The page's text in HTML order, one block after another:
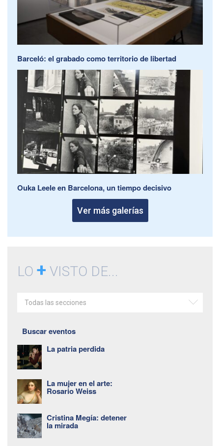
Barceló: el grabado como territorio de libertad
Ouka Leele en Barcelona, un tiempo decisivo
Ver más galerías
LO + VISTO DE...
Todas las secciones
Buscar eventos
La patria perdida
La mujer en el arte:
Rosario Weiss
Cristina Megía: detener
la mirada